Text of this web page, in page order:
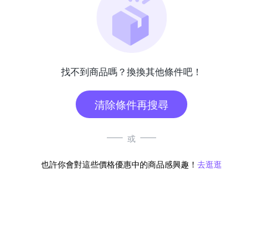
找不到商品嗎？換換其他條件吧！
清除條件再搜尋
或
也許你會對這些價格優惠中的商品感興趣！ 去逛逛